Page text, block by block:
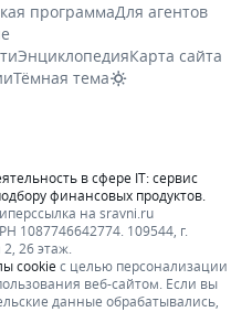
программаДля агентов
ЭнциклопедияКарта сайта
Тёмная тема
в сфере IT: сервис
финансовых продуктов.
на sravni.ru
1087746642774. 109544, г.
26 этаж.
cookieс целью персонализации
веб-сайтом. Если вы
данные обрабатывались,